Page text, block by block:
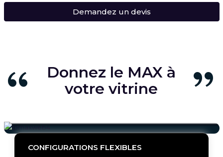
Demandez un devis
Donnez le MAX à
votre vitrine
CONFIGURATIONS FLEXIBLES